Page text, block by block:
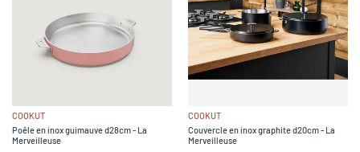
COOKUT
Poêle en inox guimauve d28cm - La
Merveilleuse
COOKUT
Couvercle en inox graphite d20cm - La
Merveilleuse